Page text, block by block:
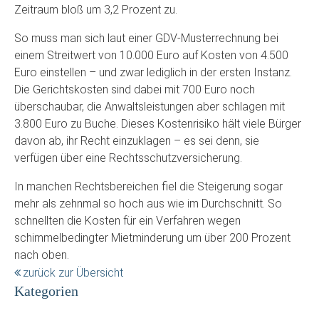
Zeitraum bloß um 3,2 Prozent zu.
So muss man sich laut einer GDV-Musterrechnung bei
einem Streitwert von 10.000 Euro auf Kosten von 4.500
Euro einstellen – und zwar lediglich in der ersten Instanz.
Die Gerichtskosten sind dabei mit 700 Euro noch
überschaubar, die Anwaltsleistungen aber schlagen mit
3.800 Euro zu Buche. Dieses Kostenrisiko hält viele Bürger
davon ab, ihr Recht einzuklagen – es sei denn, sie
verfügen über eine Rechtsschutzversicherung.
In manchen Rechtsbereichen fiel die Steigerung sogar
mehr als zehnmal so hoch aus wie im Durchschnitt. So
schnellten die Kosten für ein Verfahren wegen
schimmelbedingter Mietminderung um über 200 Prozent
nach oben.
zurück zur Übersicht
Kategorien